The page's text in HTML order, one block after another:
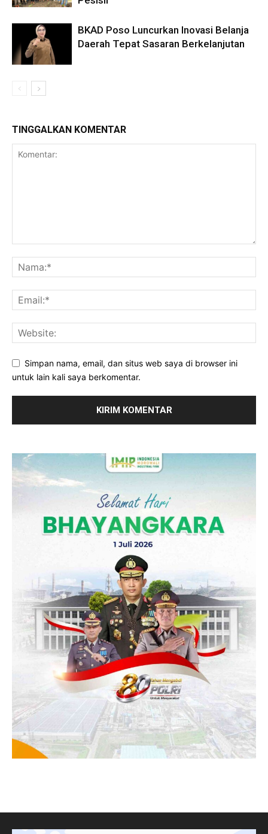
BKAD Poso Luncurkan Inovasi Belanja
Daerah Tepat Sasaran Berkelanjutan
TINGGALKAN KOMENTAR
Simpan nama, email, dan situs web saya di browser ini
untuk lain kali saya berkomentar.